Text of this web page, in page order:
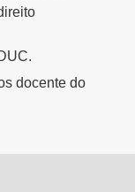
docente do